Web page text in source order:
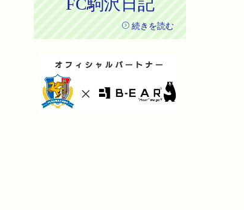
FC駒沢日記
続きを読む